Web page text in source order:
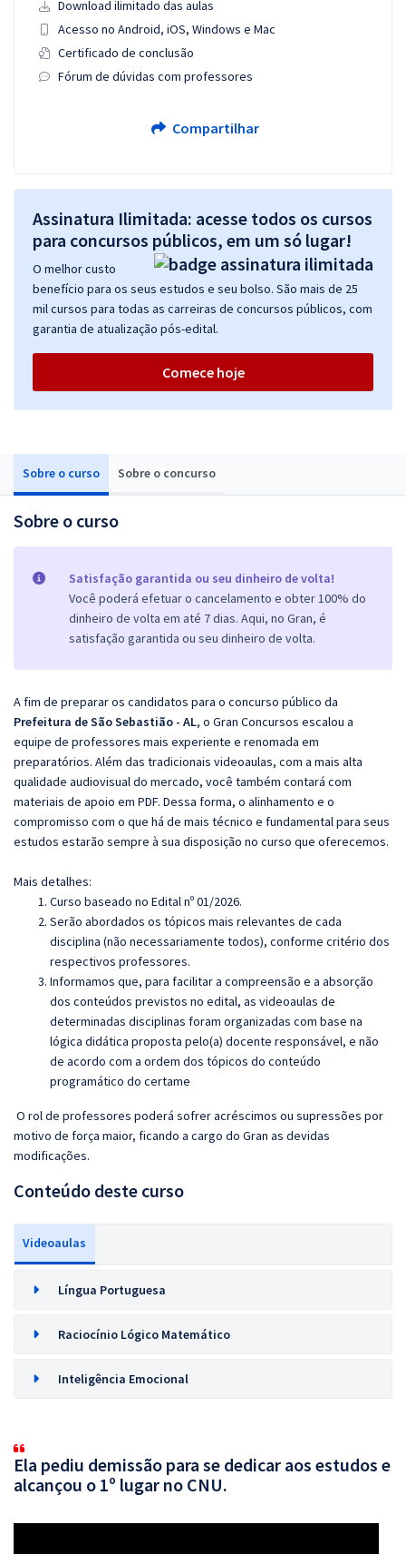
Sobre o curso Sobre o concurso
Sobre o curso
Satisfação garantida ou seu dinheiro de volta!
Você poderá efetuar o cancelamento e obter 100% do
dinheiro de volta em até 7 dias. Aqui, no Gran, é
satisfação garantida ou seu dinheiro de volta.
A fim de preparar os candidatos para o concurso público da
Prefeitura de São Sebastião - AL, o Gran Concursos escalou a
equipe de professores mais experiente e renomada em
preparatórios. Além das tradicionais videoaulas, com a mais alta
qualidade audiovisual do mercado, você também contará com
materiais de apoio em PDF. Dessa forma, o alinhamento e o
compromisso com o que há de mais técnico e fundamental para seus
estudos estarão sempre à sua disposição no curso que oferecemos.
Mais detalhes:
Curso baseado no Edital nº 01/2026.
Serão abordados os tópicos mais relevantes de cada
disciplina (não necessariamente todos), conforme critério dos
respectivos professores.
Informamos que, para facilitar a compreensão e a absorção
dos conteúdos previstos no edital, as videoaulas de
determinadas disciplinas foram organizadas com base na
lógica didática proposta pelo(a) docente responsável, e não
de acordo com a ordem dos tópicos do conteúdo
programático do certame
O rol de professores poderá sofrer acréscimos ou supressões por
motivo de força maior, ficando a cargo do Gran as devidas
modificações.
Conteúdo deste curso
Videoaulas
Língua Portuguesa
Raciocínio Lógico Matemático
Inteligência Emocional
Ela pediu demissão para se dedicar aos estudos e
alcançou o 1º lugar no CNU.
Download ilimitado das aulas
Acesso no Android, iOS, Windows e Mac
Certificado de conclusão
Fórum de dúvidas com professores
Compartilhar
Assinatura Ilimitada: acesse todos os cursos
para concursos públicos, em um só lugar!
O melhor custo
benefício para os seus estudos e seu bolso. São mais de 25
mil cursos para todas as carreiras de concursos públicos, com
garantia de atualização pós-edital.
Comece hoje